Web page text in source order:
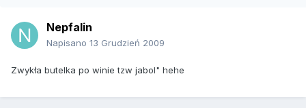
Nepfalin
Napisano 13 Grudzień 2009
Zwykła butelka po winie tzw jabol" hehe